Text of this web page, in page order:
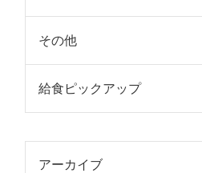
その他
給食ピックアップ
アーカイブ